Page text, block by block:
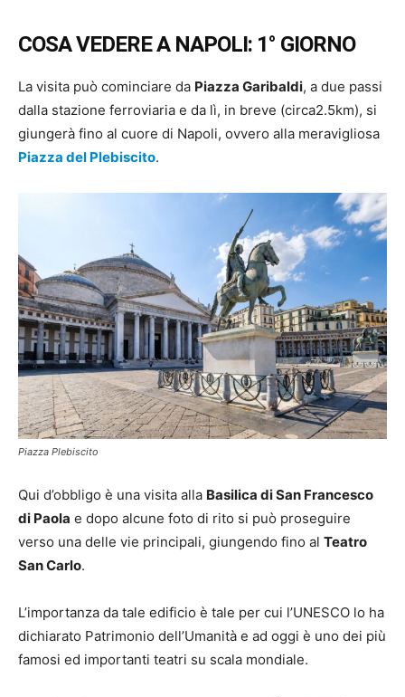
COSA VEDERE A NAPOLI: 1° GIORNO
La visita può cominciare da Piazza Garibaldi, a due passi
dalla stazione ferroviaria e da lì, in breve (circa2.5km), si
giungerà fino al cuore di Napoli, ovvero alla meravigliosa
Piazza del Plebiscito.
Piazza Plebiscito
Qui d’obbligo è una visita alla Basilica di San Francesco
di Paola e dopo alcune foto di rito si può proseguire
verso una delle vie principali, giungendo fino al Teatro
San Carlo.
L’importanza da tale edificio è tale per cui l’UNESCO lo ha
dichiarato Patrimonio dell’Umanità e ad oggi è uno dei più
famosi ed importanti teatri su scala mondiale.